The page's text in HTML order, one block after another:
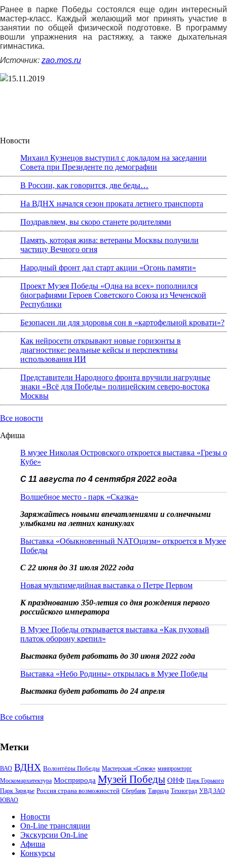
Ранее в парке Победы состоялся еще один интересный
мастер-класс. Каждый желающий мог принять участие в
занятии по общей физической подготовке. В программу
вошли упражнения на растяжку, а также дыхательная
гимнастика.
Источник: zao.mos.ru
15.11.2019
Новости
Михаил Кузнецов выступил с докладом на заседании
Совета при Президенте по демографии
В России, как говорится, две беды…
На ВДНХ начался сезон проката летнего транспорта
Поздравляем, вы скоро станете родителями
Память, которая жива: ветераны Москвы получили
частицу Вечного огня
Народный фронт дал старт акции «Огонь памяти»
Проект Музея Победы «Одна на всех» пополнился
биографиями Героев Советского Союза из Чеченской
Республики
Безопасен ли для здоровья сон в «картофельной кровати»?
Как нейросети открывают новые горизонты в
диагностике: реальные кейсы и перспективы
использования ИИ
Представители Народного фронта вручили нагрудные
знаки «Всё для Победы» полицейским северо-востока
Москвы
Все новости
Афиша
В музее Николая Островского откроется выставка «Грезы о
Кубе»
С 11 августа по 4 сентября 2022 года
Волшебное место - парк «Сказка»
Заряжайтесь новыми впечатлениями и солнечными
улыбками на летних каникулах
Выставка «Обыкновенный NATOцизм» откроется в Музее
Победы
С 22 июня до 31 июля 2022 года
Новая мультимедийная выставка о Петре Первом
К празднованию 350-летия со дня рождения первого
российского императора
В Музее Победы открывается выставка «Как пуховый
платок оборону крепил»
Выставка будет работать до 30 июня 2022 года
Выставка «Небо Родины» открылась в Музее Победы
Выставка будет работать до 24 апреля
Все события
Метки
ВАО ВДНХ Волонтёры Победы Мастерская «Сенеж» минпромторг
Москомархитектура Мосприрода Музей Победы ОНФ Парк Горького
Парк Зарядье Россия страна возможностей Сбербанк Таврида Техноград УВД ЗАО
ЮВАО
Новости
On-Line трансляции
Экскурсии On-Line
Афиша
Конкурсы